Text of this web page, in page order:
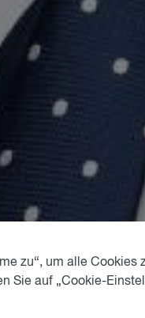
zu“, um alle Cookies
Sie auf „Cookie-